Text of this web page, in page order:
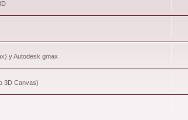
y Autodesk gmax
3D Canvas)